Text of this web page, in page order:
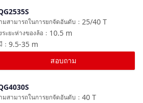
25/40 T
มสามารถในการยกจัดอันดับ ：
10.5 m
ระยะห่างของล้อ ：
9.5-35 m
：
สอบถาม
40 T
มสามารถในการยกจัดอันดับ ：